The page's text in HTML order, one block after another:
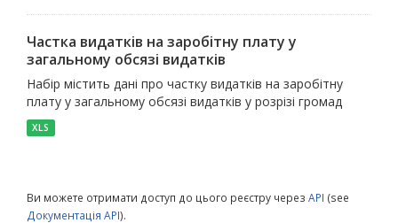
Частка видатків на заробітну плату у
загальному обсязі видатків
Набір містить дані про частку видатків на заробітну
плату у загальному обсязі видатків у розрізі громад
XLS
Ви можете отримати доступ до цього реєстру через API (see
Документація API).